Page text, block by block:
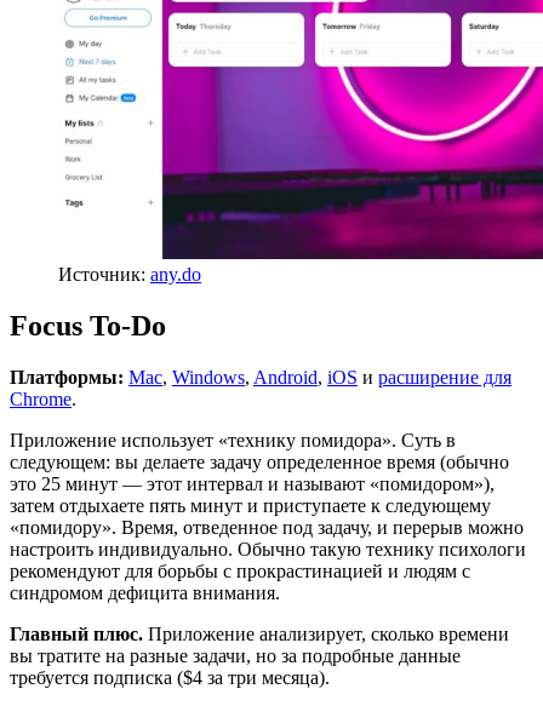
Источник: any.do
Focus To-Do
Платформы: Mac, Windows, Android, iOS и расширение для
Chrome.
Приложение использует «технику помидора». Суть в
следующем: вы делаете задачу определенное время (обычно
это 25 минут — этот интервал и называют «помидором»),
затем отдыхаете пять минут и приступаете к следующему
«помидору». Время, отведенное под задачу, и перерыв можно
настроить индивидуально. Обычно такую технику психологи
рекомендуют для борьбы с прокрастинацией и людям с
синдромом дефицита внимания.
Главный плюс. Приложение анализирует, сколько времени
вы тратите на разные задачи, но за подробные данные
требуется подписка ($4 за три месяца).